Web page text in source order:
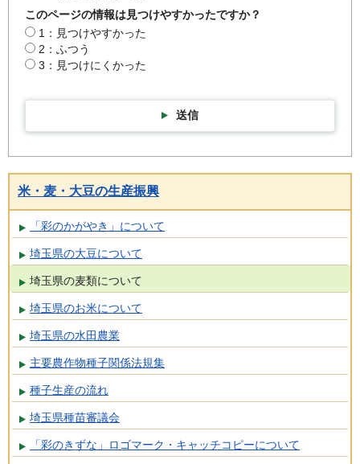
このページの情報は見つけやすかったですか？
1：見つけやすかった
2：ふつう
3：見つけにくかった
送信
米・麦・大豆の生産振興
「彩のかがやき」について
埼玉県の大豆について
埼玉県の麦類について
埼玉県のお米について
埼玉県の水田農業
主要農作物種子関係法規集
種子生産の流れ
埼玉県種苗審議会
「彩のきずな」ロゴマーク・キャッチコピーについて